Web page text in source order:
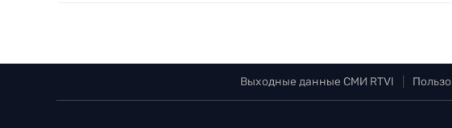
Выходные данные СМИ RTVI